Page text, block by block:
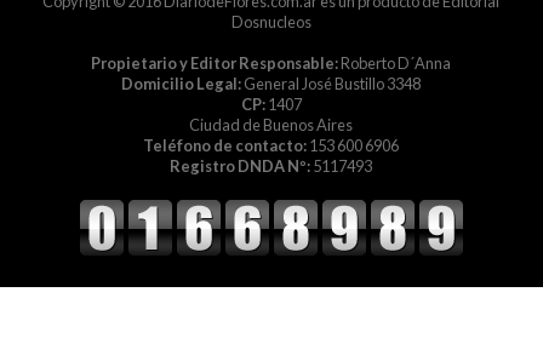
Dosnucleos
Propietario y Editor Responsable:Roberto D´Anna
Domicilio Legal:General José Bustillo 3348
CP:1407
Ciudad de Buenos Aires
Teléfono de contacto:153 600 6906
Registro DNDA Nº:5117493